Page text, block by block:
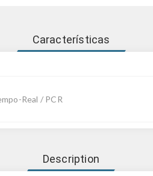
Características
Real / PCR
Description